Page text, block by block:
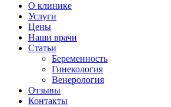
О клинике
Услуги
Цены
Наши врачи
Статьи
Беременность
Гинекология
Венерология
Отзывы
Контакты